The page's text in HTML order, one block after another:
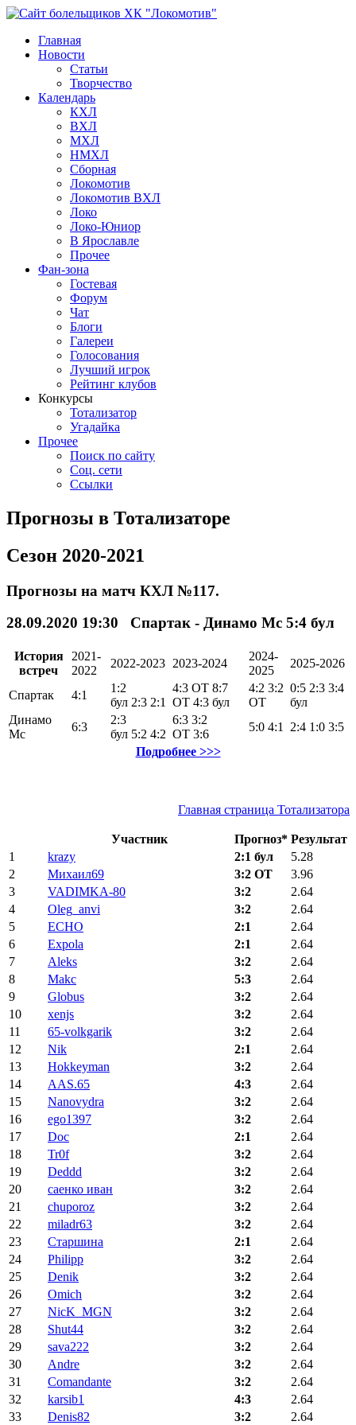
Главная
Новости
Статьи
Творчество
Календарь
КХЛ
ВХЛ
МХЛ
НМХЛ
Сборная
Локомотив
Локомотив ВХЛ
Локо
Локо-Юниор
В Ярославле
Прочее
Фан-зона
Гостевая
Форум
Чат
Блоги
Галереи
Голосования
Лучший игрок
Рейтинг клубов
Конкурсы
Тотализатор
Угадайка
Прочее
Поиск по сайту
Соц. сети
Ссылки
Прогнозы в Тотализаторе
Сезон 2020-2021
Прогнозы на матч КХЛ №117.
28.09.2020 19:30 Спартак - Динамо Мс 5:4 бул
История
встреч
2021-
2022
2022-2023 2023-2024
2024-
2025
2025-2026
Спартак 4:1
1:2
бул 2:3 2:1
4:3 ОТ 8:7
ОТ 4:3 бул
4:2 3:2
ОТ
0:5 2:3 3:4
бул
Динамо
Мс
6:3
2:3
бул 5:2 4:2
6:3 3:2
ОТ 3:6
5:0 4:1 2:4 1:0 3:5
Подробнее >>>
Главная страница Тотализатора
Участник Прогноз* Результат
1
krazy 2:1 бул
5.28
2
Михаил69 3:2 ОТ
3.96
3
VADIMKA-80 3:2
2.64
4
Oleg_anvi 3:2
2.64
5
ECHO 2:1
2.64
6
Expola 2:1
2.64
7
Aleks 3:2
2.64
8
Makc 5:3
2.64
9
Globus 3:2
2.64
10
xenjs 3:2
2.64
11
65-volkgarik 3:2
2.64
12
Nik 2:1
2.64
13
Hokkeyman 3:2
2.64
14
AAS.65 4:3
2.64
15
Nanovydra 3:2
2.64
16
ego1397 3:2
2.64
17
Doc 2:1
2.64
18
Tr0f 3:2
2.64
19
Deddd 3:2
2.64
20
саенко иван 3:2
2.64
21
chuporoz 3:2
2.64
22
miladr63 3:2
2.64
23
Старшина 2:1
2.64
24
Philipp 3:2
2.64
25
Denik 3:2
2.64
26
Omich 3:2
2.64
27
NicK_MGN 3:2
2.64
28
Shut44 3:2
2.64
29
sava222 3:2
2.64
30
Andre 3:2
2.64
31
Comandante 3:2
2.64
32
karsib1 4:3
2.64
33
Denis82 3:2
2.64